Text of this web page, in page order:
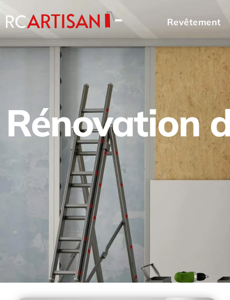
Revêtement
Rénovation